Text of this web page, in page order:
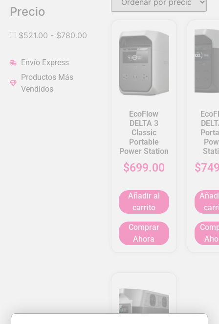
Precio
$521.00 - $780.00
Envío Express
Productos Más
Vendidos
EcoFlow
DELTA 3
Classic
Portable
Power Station
$699.00
Añadir al
carrito
Comprar
Ahora
$